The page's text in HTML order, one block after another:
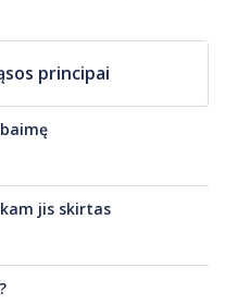
principai
jis skirtas